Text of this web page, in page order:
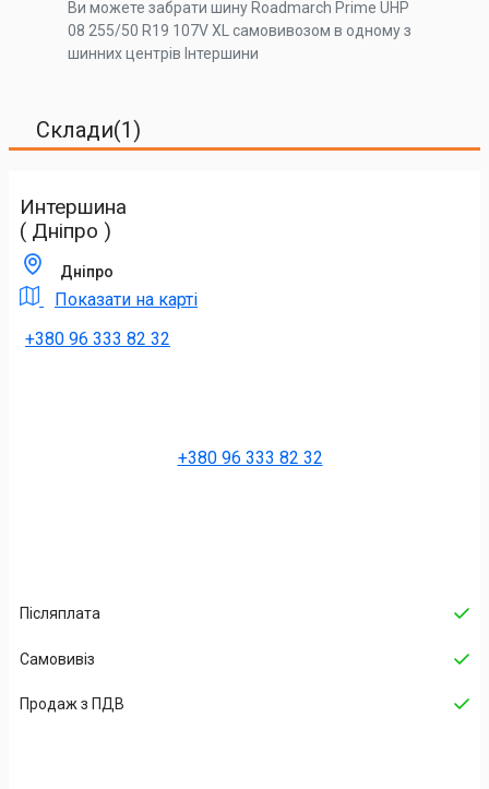
Ви можете забрати шину Roadmarch Prime UHP
08 255/50 R19 107V XL самовивозом в одному з
шинних центрів Інтершини
Склади(1)
Интершина
( Дніпро )
Дніпро
Показати на карті
+380 96 333 82 32
+380 96 333 82 32
Післяплата
Самовивіз
Продаж з ПДВ